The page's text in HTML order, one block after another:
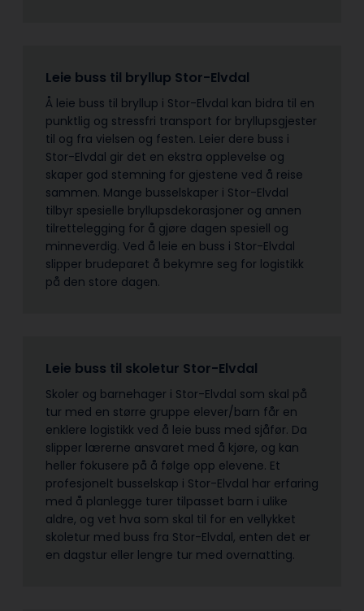
Leie buss til bryllup Stor-Elvdal
Å leie buss til bryllup i Stor-Elvdal kan bidra til en
punktlig og stressfri transport for bryllupsgjester
til og fra vielsen og festen. Leier dere buss i
Stor-Elvdal gir det en ekstra opplevelse og
skaper god stemning for gjestene ved å reise
sammen. Mange busselskaper i Stor-Elvdal
tilbyr spesielle bryllupsdekorasjoner og annen
tilrettelegging for å gjøre dagen spesiell og
minneverdig. Ved å leie en buss i Stor-Elvdal
slipper brudeparet å bekymre seg for logistikk
på den store dagen.
Leie buss til skoletur Stor-Elvdal
Skoler og barnehager i Stor-Elvdal som skal på
tur med en større gruppe elever/barn får en
enklere logistikk ved å leie buss med sjåfør. Da
slipper lærerne ansvaret med å kjøre, og kan
heller fokusere på å følge opp elevene. Et
profesjonelt busselskap i Stor-Elvdal har erfaring
med å planlegge turer tilpasset barn i ulike
aldre, og vet hva som skal til for en vellykket
skoletur med buss fra Stor-Elvdal, enten det er
en dagstur eller lengre tur med overnatting.